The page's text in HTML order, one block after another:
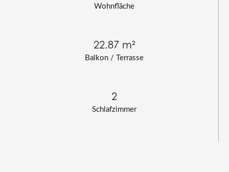
Wohnfläche
Balkon / Terrasse
22.87 m²
Schlafzimmer
2